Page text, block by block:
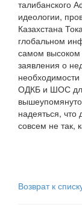
талибанского
идеологии,
Казахстана
глобальном
самом высоком
заявления о
ОДКБ и ШОС
надеяться, что
совсем не так,
Возврат к